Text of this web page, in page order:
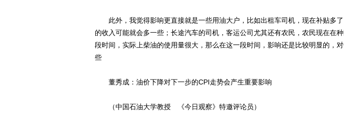
此外，我觉得影响更直接就是一些用油大户，比如出租车司机，现在补贴多
的收入可能就会多一些；长途汽车的司机，客运公司尤其还有农民，农民现在在
段时间，实际上柴油的使用量很大，那么在这一段时间，影响还是比较明显的，
些
董秀成：油价下降对下一步的CPI走势会产生重要影响
（中国石油大学教授 《今日观察》特邀评论员）